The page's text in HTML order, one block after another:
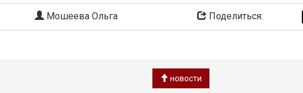
Мошеева Ольга Поделиться:
новости